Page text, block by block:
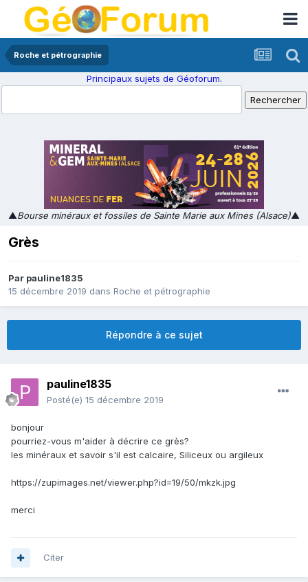
Roche et pétrographie
Principaux sujets de Géoforum.
▲Bourse minéraux et fossiles de Sainte Marie aux Mines (Alsace)▲
Grès
Par pauline1835
15 décembre 2019 dans Roche et pétrographie
Répondre à ce sujet
pauline1835
Posté(e) 15 décembre 2019
bonjour
pourriez-vous m'aider à décrire ce grès?
les minéraux et savoir s'il est calcaire, Siliceux ou argileux
https://zupimages.net/viewer.php?id=19/50/mkzk.jpg
merci
Citer